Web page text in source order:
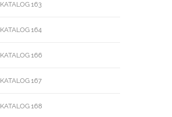
KATALOG 163
KATALOG 164
KATALOG 166
KATALOG 167
KATALOG 168